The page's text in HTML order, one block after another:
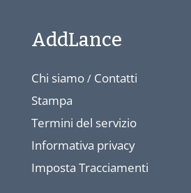
AddLance
Chi siamo/ Contatti
Stampa
Termini del servizio
Informativa privacy
Imposta Tracciamenti